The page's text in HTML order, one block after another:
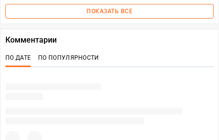
ПОКАЗАТЬ ВСЕ
Комментарии
ПО ДАТЕ ПО ПОПУЛЯРНОСТИ